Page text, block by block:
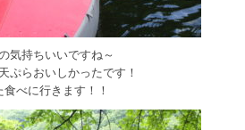
気持ちいいですね～
ぷらおいしかったです！
食べに行きます！！